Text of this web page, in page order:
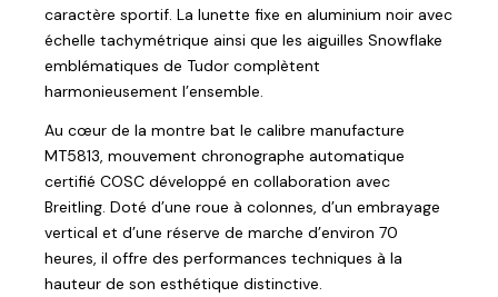
caractère sportif. La lunette fixe en aluminium noir avec
échelle tachymétrique ainsi que les aiguilles Snowflake
emblématiques de Tudor complètent
harmonieusement l’ensemble.
Au cœur de la montre bat le calibre manufacture
MT5813, mouvement chronographe automatique
certifié COSC développé en collaboration avec
Breitling. Doté d’une roue à colonnes, d’un embrayage
vertical et d’une réserve de marche d’environ 70
heures, il offre des performances techniques à la
hauteur de son esthétique distinctive.